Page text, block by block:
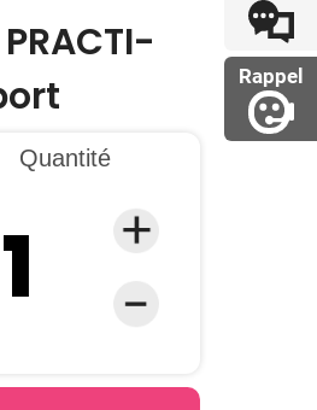
Rappel
Quantité